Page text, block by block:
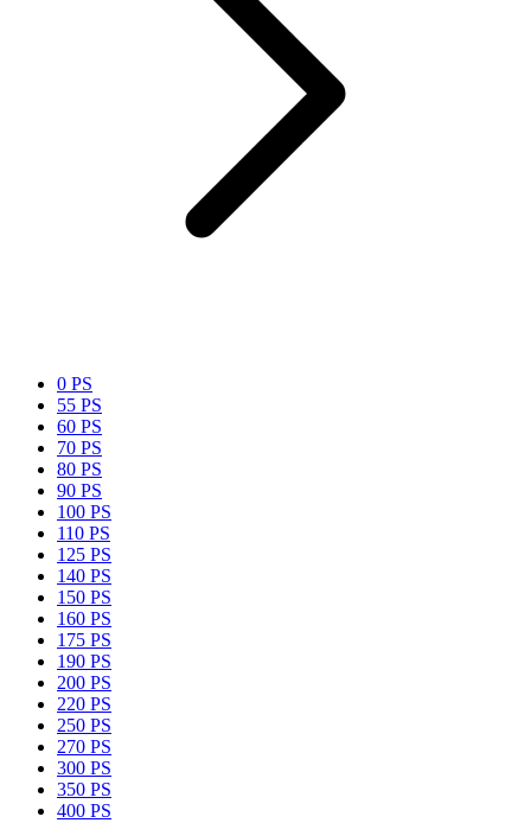
0 PS
55 PS
60 PS
70 PS
80 PS
90 PS
100 PS
110 PS
125 PS
140 PS
150 PS
160 PS
175 PS
190 PS
200 PS
220 PS
250 PS
270 PS
300 PS
350 PS
400 PS